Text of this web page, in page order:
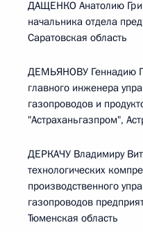
ДАЩЕНКО Анатолию
начальника отдела
Саратовская область
ДЕМЬЯНОВУ Геннадию
главного инженера
газопроводов и
"Астраханьгазпром",
ДЕРКАЧУ Владимиру
технологических
производственного
газопроводов
Тюменская область